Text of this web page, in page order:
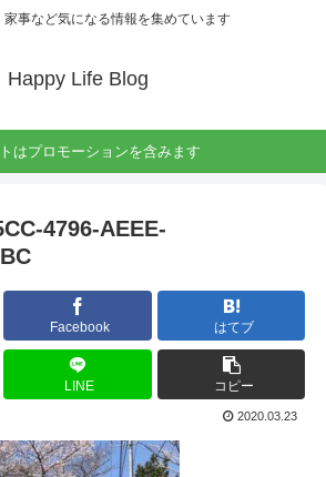
家事など気になる情報を集めています
Happy Life Blog
はプロモーションを含みます
4796-AEEE-
Facebook はてブ
LINE コピー
2020.03.23